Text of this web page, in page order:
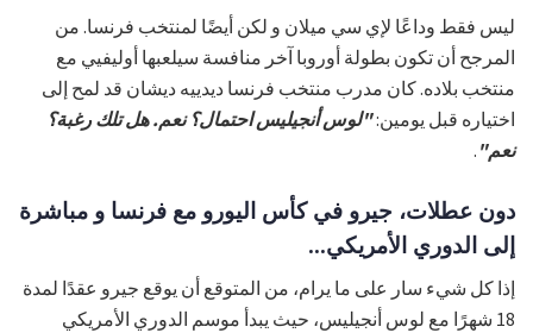
ليس فقط وداعًا لإي سي ميلان و لكن أيضًا لمنتخب فرنسا. من
المرجح أن تكون بطولة أوروبا آخر منافسة سيلعبها أوليفيي مع
منتخب بلاده. كان مدرب منتخب فرنسا ديدييه ديشان قد لمح إلى
اختياره قبل يومين:"لوس أنجيليس احتمال؟ نعم. هل تلك رغبة؟
نعم" .
دون عطلات، جيرو في كأس اليورو مع فرنسا و مباشرة
إلى الدوري الأمريكي...
إذا كل شيء سار على ما يرام، من المتوقع أن يوقع جيرو عقدًا لمدة
18 شهرًا مع لوس أنجيليس، حيث يبدأ موسم الدوري الأمريكي